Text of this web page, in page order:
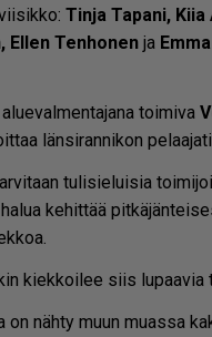
Tin­ja Ta­pa­ni, Kiia
El­len Ten­ho­nenja
toi­mi­va
län­si­ran­ni­kon
tu­li­sie­lui­sia
ke­hit­tää
kiek­koi­lee siis lu­paa­via
on näh­ty muun mu­as­sa